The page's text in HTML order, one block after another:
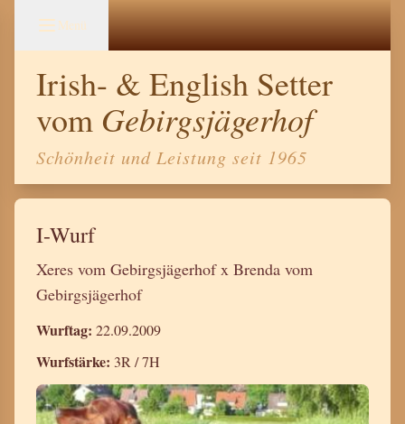
Menü
Irish- & English Setter
vom Gebirgsjägerhof
Schönheit und Leistung seit 1965
I-Wurf
Xeres vom Gebirgsjägerhof x Brenda vom
Gebirgsjägerhof
Wurftag: 22.09.2009
Wurfstärke: 3R / 7H